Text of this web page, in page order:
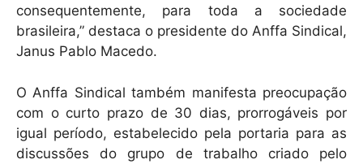
consequentemente, para toda a sociedade
brasileira,” destaca o presidente do Anffa Sindical,
Janus Pablo Macedo.
O Anffa Sindical também manifesta preocupação
com o curto prazo de 30 dias, prorrogáveis por
igual período, estabelecido pela portaria para as
discussões do grupo de trabalho criado pelo